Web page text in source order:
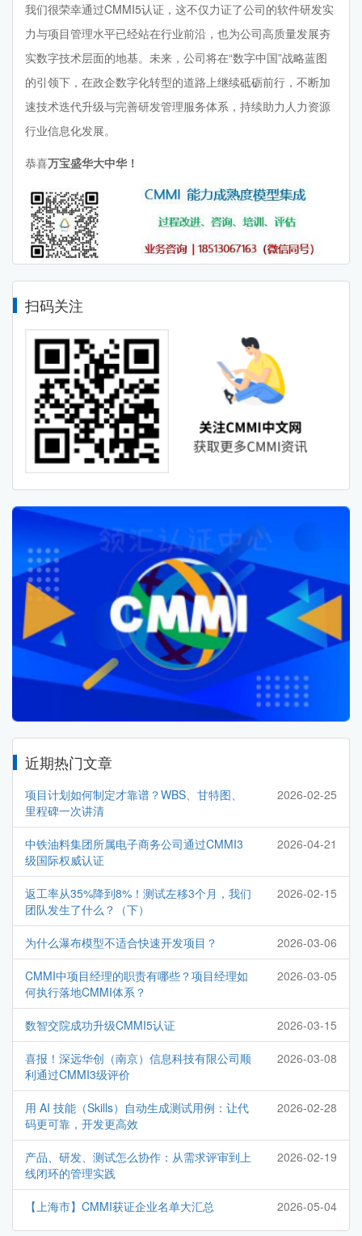
我们很荣幸通过CMMI5认证，这不仅力证了公司的软件研发实
力与项目管理水平已经站在行业前沿，也为公司高质量发展夯
实数字技术层面的地基。未来，公司将在“数字中国”战略蓝图
的引领下，在政企数字化转型的道路上继续砥砺前行，不断加
速技术迭代升级与完善研发管理服务体系，持续助力人力资源
行业信息化发展。
恭喜万宝盛华大中华！
扫码关注
近期热门文章
项目计划如何制定才靠谱？WBS、甘特图、
里程碑一次讲清
2026-02-25
中铁油料集团所属电子商务公司通过CMMI3
级国际权威认证
2026-04-21
返工率从35%降到8%！测试左移3个月，我们
团队发生了什么？（下）
2026-02-15
为什么瀑布模型不适合快速开发项目？ 2026-03-06
CMMI中项目经理的职责有哪些？项目经理如
何执行落地CMMI体系？
2026-03-05
数智交院成功升级CMMI5认证 2026-03-15
喜报！深远华创（南京）信息科技有限公司顺
利通过CMMI3级评价
2026-03-08
用 AI 技能（Skills）自动生成测试用例：让代
码更可靠，开发更高效
2026-02-28
产品、研发、测试怎么协作：从需求评审到上
线闭环的管理实践
2026-02-19
【上海市】CMMI获证企业名单大汇总 2026-05-04